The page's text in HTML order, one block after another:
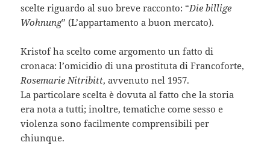
scelte riguardo al suo breve racconto: “Die billige
Wohnung” (L’appartamento a buon mercato).
Kristof ha scelto come argomento un fatto di
cronaca: l’omicidio di una prostituta di Francoforte,
Rosemarie Nitribitt, avvenuto nel 1957.
La particolare scelta è dovuta al fatto che la storia
era nota a tutti; inoltre, tematiche come sesso e
violenza sono facilmente comprensibili per
chiunque.